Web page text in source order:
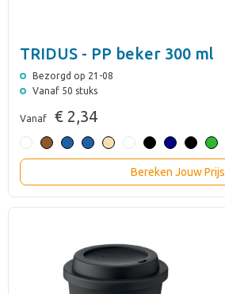
TRIDUS - PP beker 300 ml
Bezorgd op 21-08
Vanaf 50 stuks
Vanaf € 2,34
Bereken Jouw Prijs